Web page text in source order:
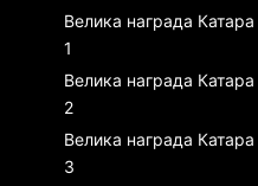
Велика награда Катара
1
Велика награда Катара
2
Велика награда Катара
3